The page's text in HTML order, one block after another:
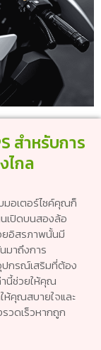
สำหรับการ
ไกล
อเตอร์ไซค์คุณก็
เปิดบนสองล้อ
อิสรภาพนั้นมี
มาถึงการ
ปกรณ์เสริมที่ต้อง
นี้ช่วยให้คุณ
คุณสบายใจและ
วดเร็วหากถูก